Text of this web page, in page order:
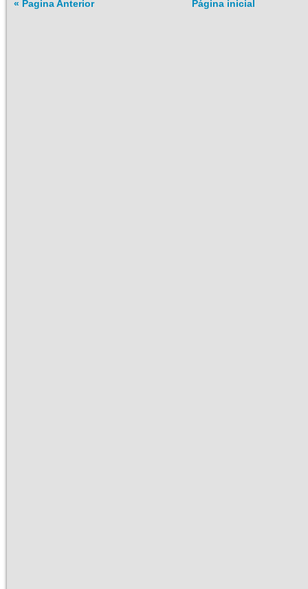
« Pagina Anterior Página inicial